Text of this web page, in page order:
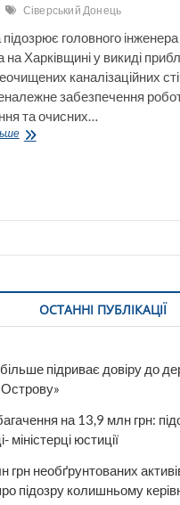
Сіверський Донець
головного
на Харківщині у викиді
каналізаційних
забезпечення
та очисних…
Забруднення
ОСТАННІ ПУБЛІКАЦІЇ
підриває довіру до
на 13,9 млн грн:
міністерці юстиції
необґрунтованих
підозру колишньому